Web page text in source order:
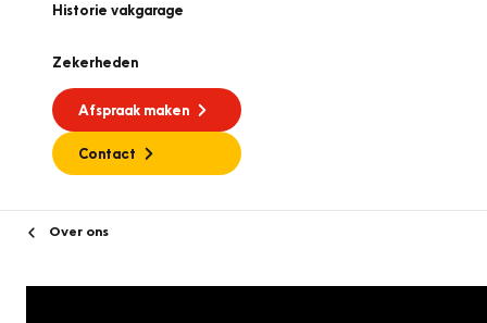
Historie vakgarage
Zekerheden
Afspraak maken
Contact
Over ons